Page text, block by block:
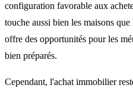
configuration favorable aux
touche aussi bien les maisons
offre des opportunités pour les
bien préparés.
Cependant, l'achat immobilier